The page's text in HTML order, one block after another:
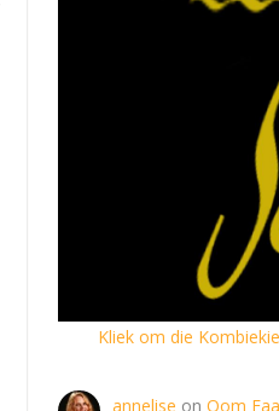
Kliek om die
annelise onOom